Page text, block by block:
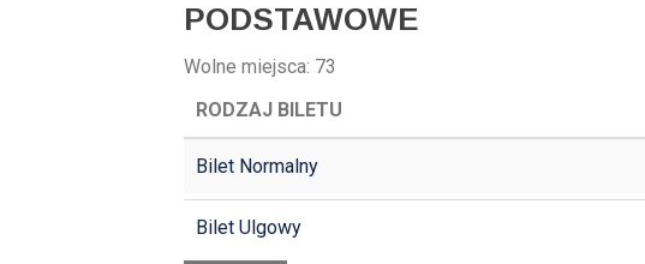
PODSTAWOWE
Wolne miejsca: 73
RODZAJ BILETU
Bilet Normalny
Bilet Ulgowy